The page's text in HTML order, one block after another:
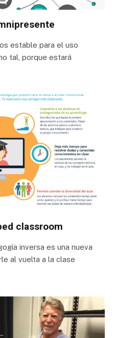
estable para el uso
tal, porque estará
classroom
inversa es una nueva
al vuelta a la clase